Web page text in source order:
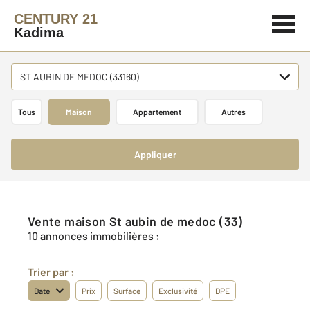
CENTURY 21
Kadima
ST AUBIN DE MEDOC (33160)
Tous Maison Appartement Autres
Appliquer
Vente maison St aubin de medoc (33)
10 annonces immobilières :
Trier par :
Date Prix Surface Exclusivité DPE